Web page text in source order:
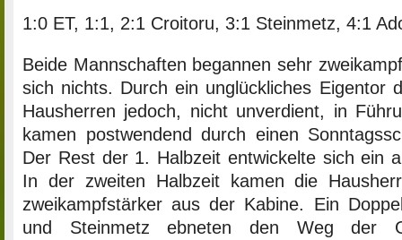
1:0 ET, 1:1, 2:1 Croitoru, 3:1 Steinmetz, 4:1
Beide Mannschaften begannen sehr
sich nichts. Durch ein unglückliches Eigentor
Hausherren jedoch, nicht unverdient, in
kamen postwendend durch einen
Der Rest der 1. Halbzeit entwickelte sich ein
In der zweiten Halbzeit kamen die
zweikampfstärker aus der Kabine. Ein
und Steinmetz ebneten den Weg der